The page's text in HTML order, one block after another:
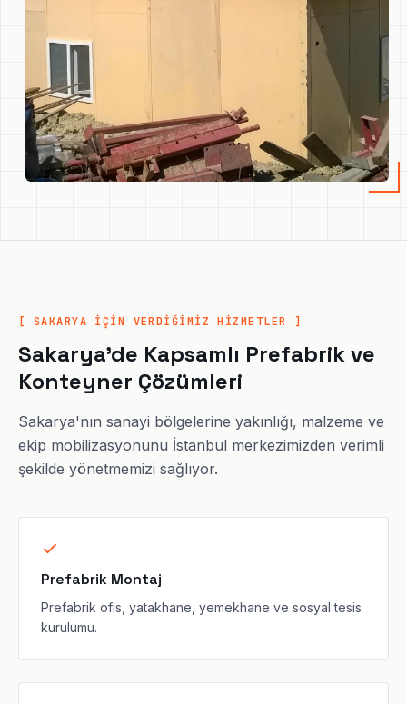
[ SAKARYA İÇİN VERDİĞİMİZ HİZMETLER ]
Sakarya'de Kapsamlı Prefabrik ve
Konteyner Çözümleri
Sakarya'nın sanayi bölgelerine yakınlığı, malzeme ve
ekip mobilizasyonunu İstanbul merkezimizden verimli
şekilde yönetmemizi sağlıyor.
Prefabrik Montaj
Prefabrik ofis, yatakhane, yemekhane ve sosyal tesis
kurulumu.